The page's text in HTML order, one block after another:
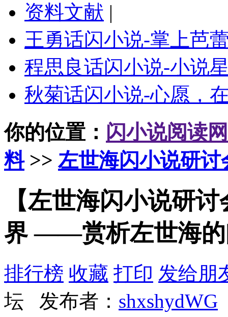
资料文献 |
王勇话闪小说-掌上芭
程思良话闪小说-小说
秋菊话闪小说-心愿，
你的位置： 闪小说阅读网
料>> 左世海闪小说研讨
【左世海闪小说研
界 ——赏析左世海的
排行榜 收藏 打印 发给朋
坛 发布者： shxshydWG